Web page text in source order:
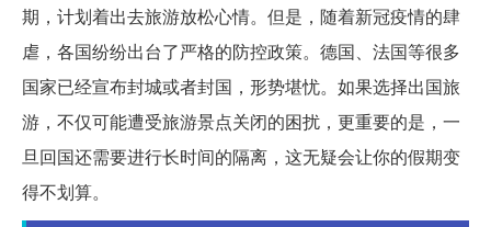
期，计划着出去旅游放松心情。但是，随着新冠疫情的肆
虐，各国纷纷出台了严格的防控政策。德国、法国等很多
国家已经宣布封城或者封国，形势堪忧。如果选择出国旅
游，不仅可能遭受旅游景点关闭的困扰，更重要的是，一
旦回国还需要进行长时间的隔离，这无疑会让你的假期变
得不划算。